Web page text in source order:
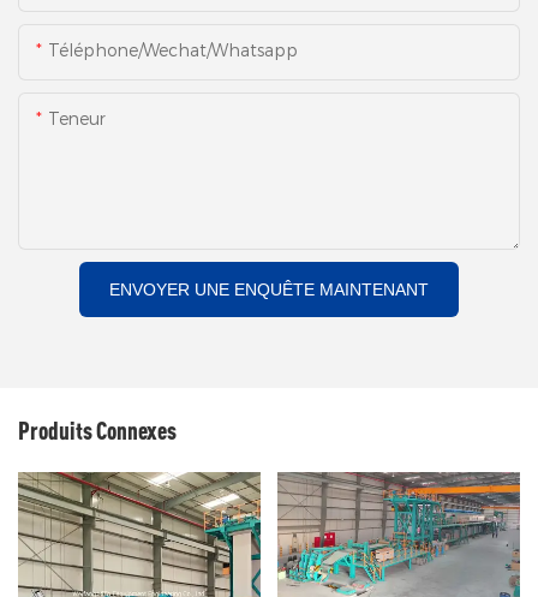
Téléphone/Wechat/Whatsapp
Teneur
ENVOYER UNE ENQUÊTE MAINTENANT
Produits Connexes